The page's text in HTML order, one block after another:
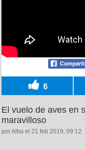
6
El vuelo de aves en
maravilloso
por Alba el 21 feb 2019, 09:12